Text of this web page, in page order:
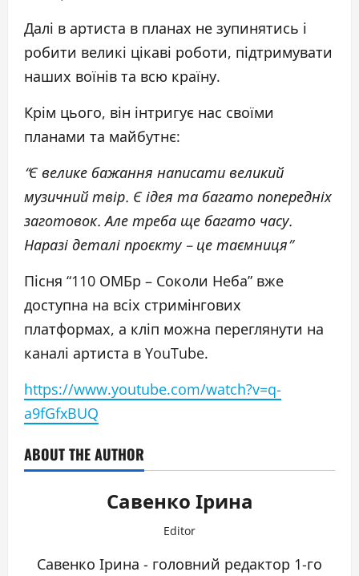
Далі в артиста в планах не зупинятись і
робити великі цікаві роботи, підтримувати
наших воїнів та всю країну.
Крім цього, він інтригує нас своїми
планами та майбутнє:
“Є велике бажання написати великий
музичний твір. Є ідея та багато попередніх
заготовок. Але треба ще багато часу.
Наразі деталі проєкту – це таємниця”
Пісня “110 ОМБр – Соколи Неба” вже
доступна на всіх стримінгових
платформах, а кліп можна переглянути на
каналі артиста в YouTube.
https://www.youtube.com/watch?v=q-
a9fGfxBUQ
ABOUT THE AUTHOR
Савенко Ірина
Editor
Савенко Ірина - головний редактор 1-го